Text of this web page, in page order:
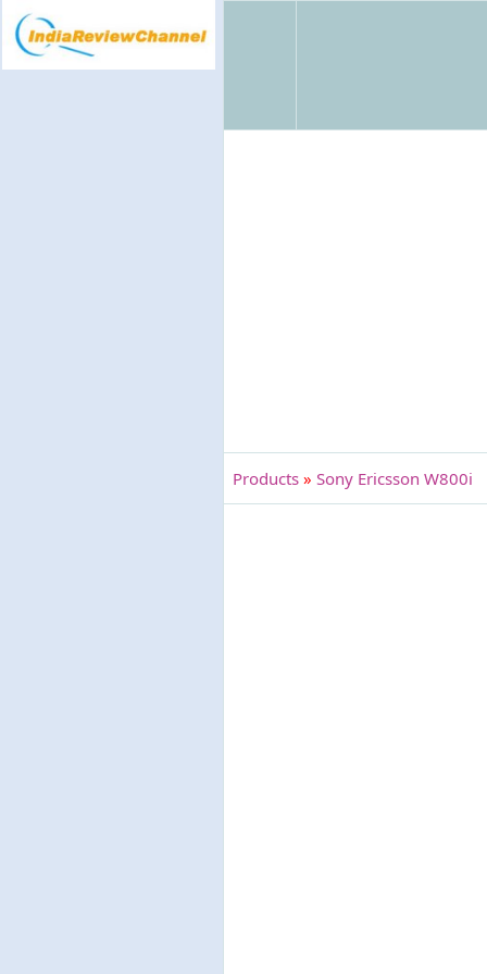
Products » Sony Ericsson W800i